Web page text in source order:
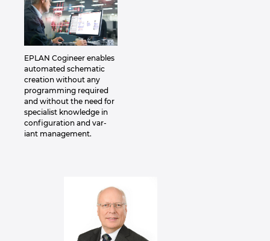
EPLAN Cogineer enables
automated schematic
creation without any
programming required
and without the need for
specialist knowledge in
configuration and var-
iant management.